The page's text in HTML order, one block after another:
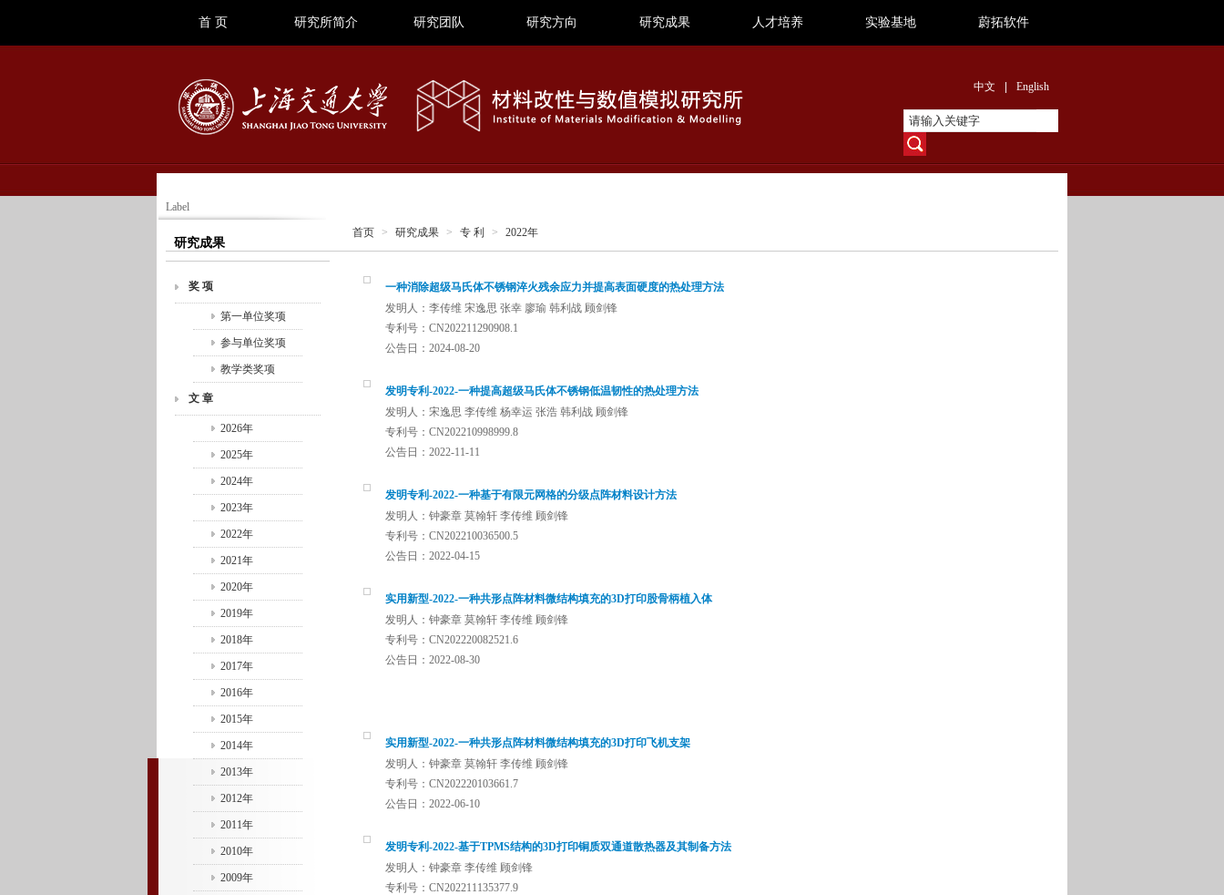
首 页 研究所简介 研究团队 研究方向 研究成果 人才培养 实验基地 蔚拓软件
中文 English
Label
研究成果
奖 项
第一单位奖项
参与单位奖项
教学类奖项
文 章
2026年
2025年
2024年
2023年
2022年
2021年
2020年
2019年
2018年
2017年
2016年
2015年
2014年
2013年
2012年
2011年
2010年
2009年
首页 > 研究成果 > 专 利 > 2022年
一种消除超级马氏体不锈钢淬火残余应力并提高表面硬度的热处理方法
发明人：李传维 宋逸思 张幸 廖瑜 韩利战 顾剑锋
专利号：CN202211290908.1
公告日：2024-08-20
发明专利-2022-一种提高超级马氏体不锈钢低温韧性的热处理方法
发明人：宋逸思 李传维 杨幸运 张浩 韩利战 顾剑锋
专利号：CN202210998999.8
公告日：2022-11-11
发明专利-2022-一种基于有限元网格的分级点阵材料设计方法
发明人：钟豪章 莫翰轩 李传维 顾剑锋
专利号：CN202210036500.5
公告日：2022-04-15
实用新型-2022-一种共形点阵材料微结构填充的3D打印股骨柄植入体
发明人：钟豪章 莫翰轩 李传维 顾剑锋
专利号：CN202220082521.6
公告日：2022-08-30
实用新型-2022-一种共形点阵材料微结构填充的3D打印飞机支架
发明人：钟豪章 莫翰轩 李传维 顾剑锋
专利号：CN202220103661.7
公告日：2022-06-10
发明专利-2022-基于TPMS结构的3D打印铜质双通道散热器及其制备方法
发明人：钟豪章 李传维 顾剑锋
专利号：CN202211135377.9